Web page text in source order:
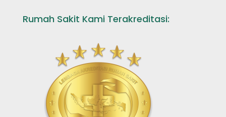
Rumah Sakit Kami Terakreditasi: